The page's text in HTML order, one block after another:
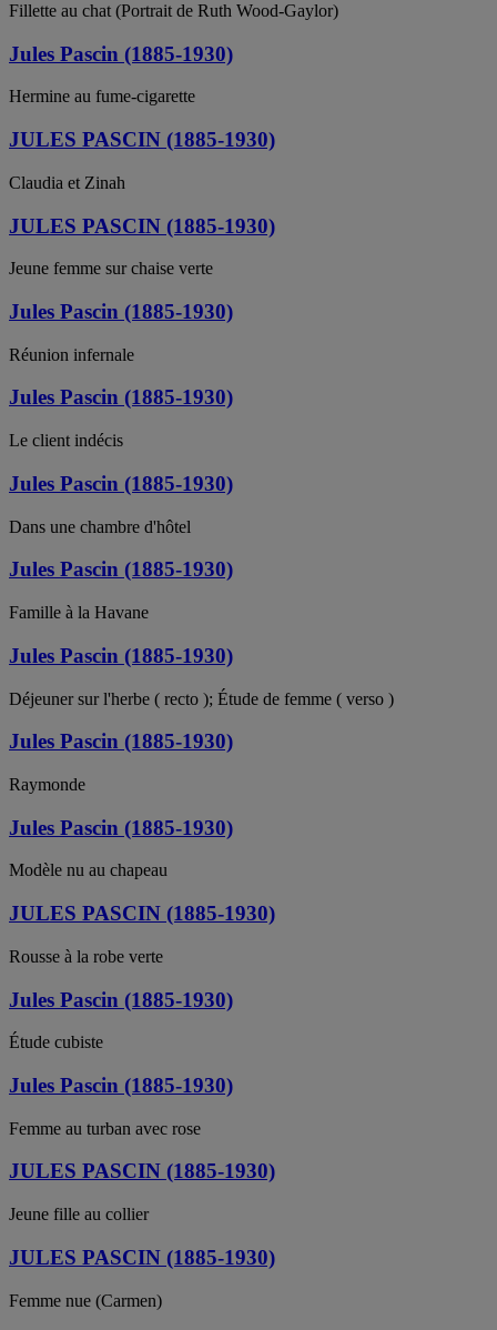
Fillette au chat (Portrait de Ruth Wood-Gaylor)
Jules Pascin (1885-1930)
Hermine au fume-cigarette
JULES PASCIN (1885-1930)
Claudia et Zinah
JULES PASCIN (1885-1930)
Jeune femme sur chaise verte
Jules Pascin (1885-1930)
Réunion infernale
Jules Pascin (1885-1930)
Le client indécis
Jules Pascin (1885-1930)
Dans une chambre d'hôtel
Jules Pascin (1885-1930)
Famille à la Havane
Jules Pascin (1885-1930)
Déjeuner sur l'herbe ( recto ); Étude de femme ( verso )
Jules Pascin (1885-1930)
Raymonde
Jules Pascin (1885-1930)
Modèle nu au chapeau
JULES PASCIN (1885-1930)
Rousse à la robe verte
Jules Pascin (1885-1930)
Étude cubiste
Jules Pascin (1885-1930)
Femme au turban avec rose
JULES PASCIN (1885-1930)
Jeune fille au collier
JULES PASCIN (1885-1930)
Femme nue (Carmen)